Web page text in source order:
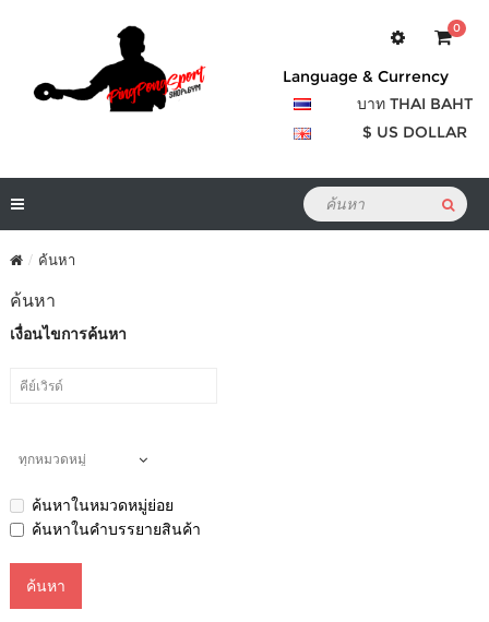
0
Language & Currency
บาท THAI BAHT
$ US DOLLAR
ค้นหา
ค้นหา
เงื่อนไขการค้นหา
ค้นหาในหมวดหมู่ย่อย
ค้นหาในคำบรรยายสินค้า